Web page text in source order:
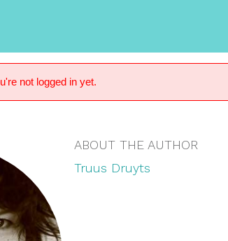
not logged in yet.
ABOUT THE AUTHOR
Truus Druyts